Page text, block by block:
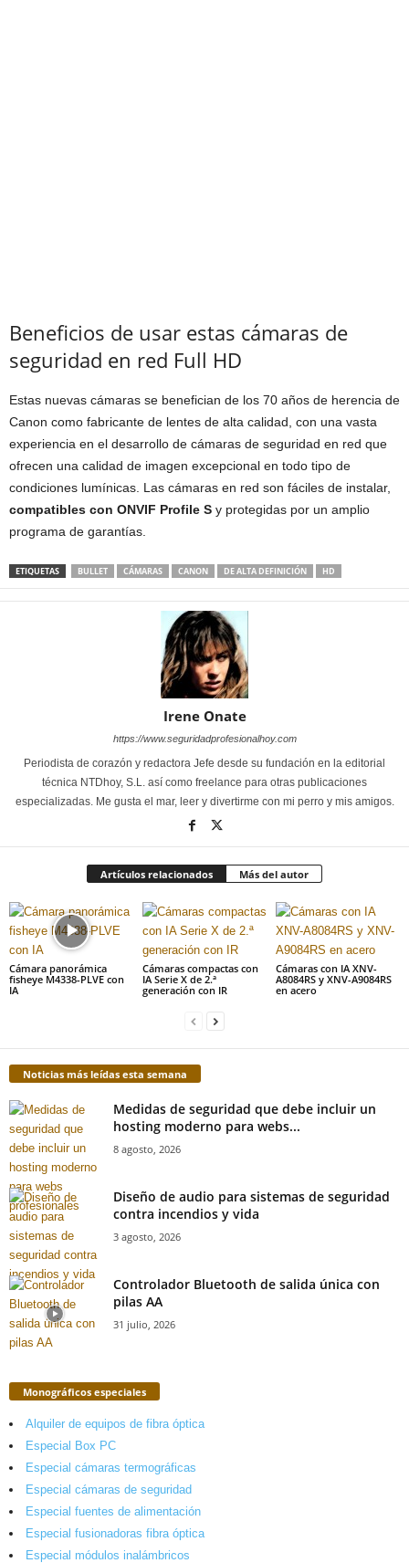
Beneficios de usar estas cámaras de
seguridad en red Full HD
Estas nuevas cámaras se benefician de los 70 años de herencia de
Canon como fabricante de lentes de alta calidad, con una vasta
experiencia en el desarrollo de cámaras de seguridad en red que
ofrecen una calidad de imagen excepcional en todo tipo de
condiciones lumínicas. Las cámaras en red son fáciles de instalar,
compatibles con ONVIF Profile S y protegidas por un amplio
programa de garantías.
ETIQUETAS BULLET CÁMARAS CANON DE ALTA DEFINICIÓN HD
Irene Onate
https://www.seguridadprofesionalhoy.com
Periodista de corazón y redactora Jefe desde su fundación en la editorial
técnica NTDhoy, S.L. así como freelance para otras publicaciones
especializadas. Me gusta el mar, leer y divertirme con mi perro y mis amigos.
Artículos relacionados Más del autor
Cámara panorámica
fisheye M4338-PLVE con
IA
Cámaras compactas con
IA Serie X de 2.ª
generación con IR
Cámaras con IA XNV-
A8084RS y XNV-A9084RS
en acero
Noticias más leídas esta semana
Medidas de seguridad que debe incluir un
hosting moderno para webs...
8 agosto, 2026
Diseño de audio para sistemas de seguridad
contra incendios y vida
3 agosto, 2026
Controlador Bluetooth de salida única con
pilas AA
31 julio, 2026
Monográficos especiales
Alquiler de equipos de fibra óptica
Especial Box PC
Especial cámaras termográficas
Especial cámaras de seguridad
Especial fuentes de alimentación
Especial fusionadoras fibra óptica
Especial módulos inalámbricos